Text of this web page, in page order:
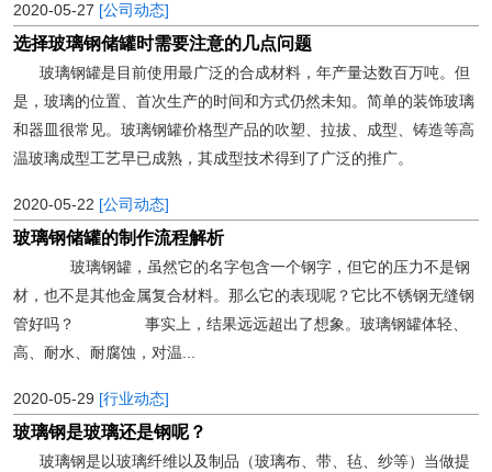
2020-05-27 [公司动态]
选择玻璃钢储罐时需要注意的几点问题
玻璃钢罐是目前使用最广泛的合成材料，年产量达数百万吨。但
是，玻璃的位置、首次生产的时间和方式仍然未知。简单的装饰玻璃
和器皿很常见。玻璃钢罐价格型产品的吹塑、拉拔、成型、铸造等高
温玻璃成型工艺早已成熟，其成型技术得到了广泛的推广。
2020-05-22 [公司动态]
玻璃钢储罐的制作流程解析
玻璃钢罐，虽然它的名字包含一个钢字，但它的压力不是钢
材，也不是其他金属复合材料。那么它的表现呢？它比不锈钢无缝钢
管好吗？ 事实上，结果远远超出了想象。玻璃钢罐体轻、
高、耐水、耐腐蚀，对温...
2020-05-29 [行业动态]
玻璃钢是玻璃还是钢呢？
玻璃钢是以玻璃纤维以及制品（玻璃布、带、毡、纱等）当做提